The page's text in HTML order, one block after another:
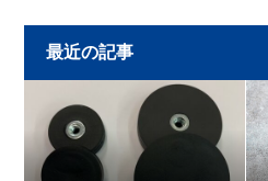
最近の記事